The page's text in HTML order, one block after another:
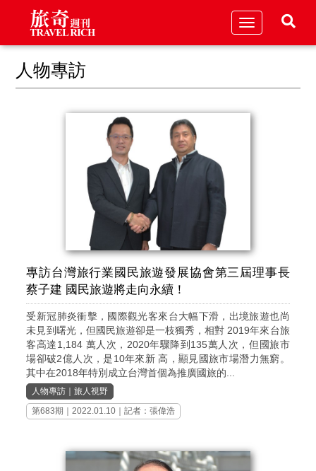
Toggle
人物專訪
專訪台灣旅行業國民旅遊發展協會第三屆理事長
蔡子建 國民旅遊將走向永續！
受新冠肺炎衝擊，國際觀光客來台大幅下滑，出境旅遊也尚
未見到曙光，但國民旅遊卻是一枝獨秀，相對 2019年來台旅
客高達1,184 萬人次，2020年驟降到135萬人次，但國旅市
場卻破2億人次，是10年來新 高，顯見國旅市場潛力無窮。
其中在2018年特別成立台灣首個為推廣國旅的...
人物專訪 ｜旅人視野
第683期
｜2022.01.10｜記者：張偉浩